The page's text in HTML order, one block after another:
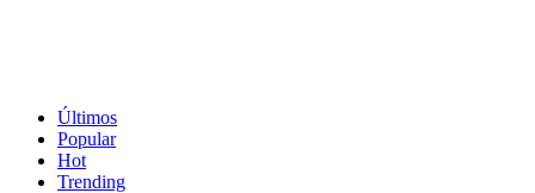
Últimos
Popular
Hot
Trending